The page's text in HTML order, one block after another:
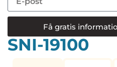
Få gratis
SNI-19100